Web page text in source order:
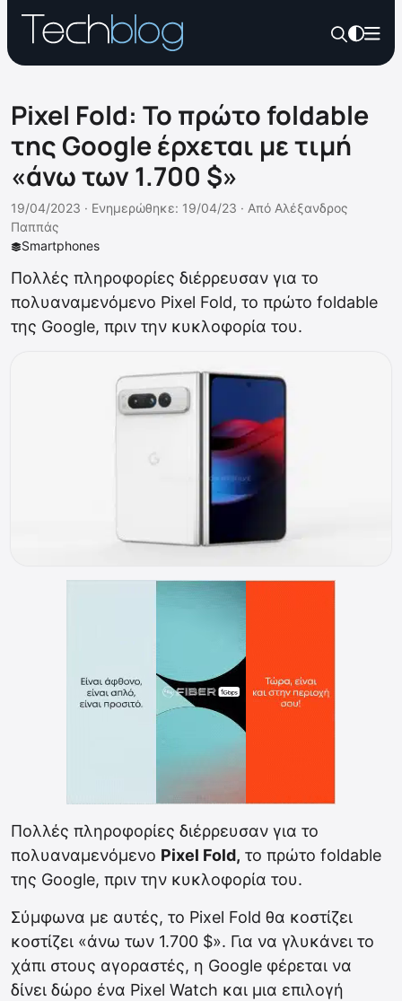
Pixel Fold: Το πρώτο foldable
της Google έρχεται με τιμή
«άνω των 1.700 $»
Smartphones
19/04/2023 · Ενημερώθηκε: 19/04/23 · Από Αλέξανδρος
Παππάς
Πολλές πληροφορίες διέρρευσαν για το
πολυαναμενόμενο Pixel Fold, το πρώτο foldable
της Google, πριν την κυκλοφορία του.
Πολλές πληροφορίες διέρρευσαν για το
πολυαναμενόμενο Pixel Fold, το πρώτο foldable
της Google, πριν την κυκλοφορία του.
Σύμφωνα με αυτές, το Pixel Fold θα κοστίζει
κοστίζει «άνω των 1.700 $». Για να γλυκάνει το
χάπι στους αγοραστές, η Google φέρεται να
δίνει δώρο ένα Pixel Watch και μια επιλογή